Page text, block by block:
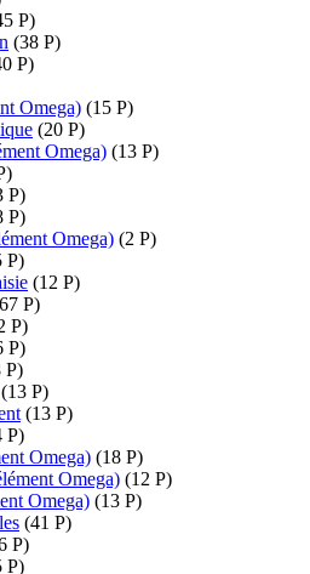
P)
(38 P)
P)
Omega) (15 P)
(20 P)
Omega) (13 P)
P)
P)
Omega) (2 P)
P)
(12 P)
P)
P)
P)
P)
(13 P)
(13 P)
P)
Omega) (18 P)
Omega) (12 P)
Omega) (13 P)
(41 P)
P)
P)